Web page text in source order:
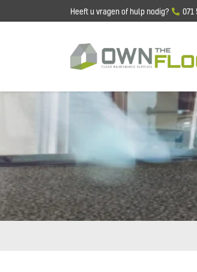
Heeft u vragen of hulp nodig? 071